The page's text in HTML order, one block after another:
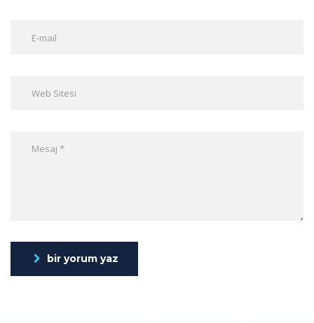
bir yorum yaz